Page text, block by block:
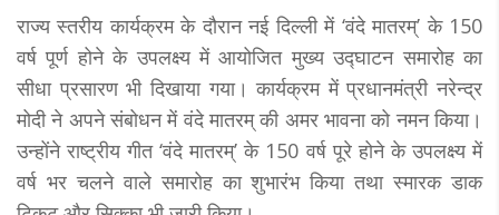
राज्य स्तरीय कार्यक्रम के दौरान नई दिल्ली में ‘वंदे मातरम्’ के 150
वर्ष पूर्ण होने के उपलक्ष्य में आयोजित मुख्य उद्घाटन समारोह का
सीधा प्रसारण भी दिखाया गया। कार्यक्रम में प्रधानमंत्री नरेन्द्र
मोदी ने अपने संबोधन में वंदे मातरम् की अमर भावना को नमन किया।
उन्होंने राष्ट्रीय गीत ‘वंदे मातरम्’ के 150 वर्ष पूरे होने के उपलक्ष्य में
वर्ष भर चलने वाले समारोह का शुभारंभ किया तथा स्मारक डाक